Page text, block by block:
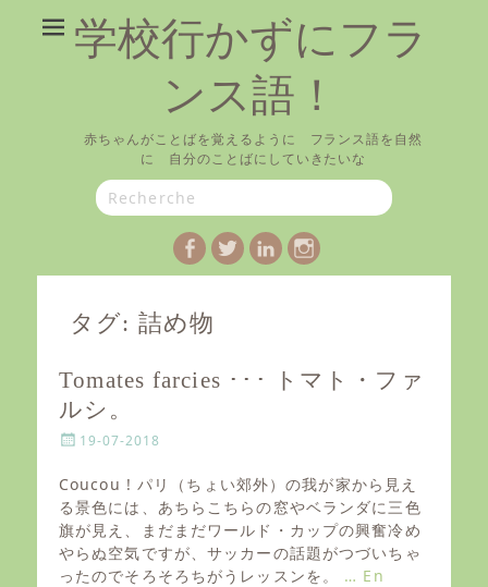
学校行かずにフラ
ンス語！
赤ちゃんがことばを覚えるように フランス語を自然
に 自分のことばにしていきたいな
Search
for:
Facebook
TwitterLinkedIn
Instagram
タグ: 詰め物
Tomates farcies ･･･ トマト・ファ
ルシ。
P
s
t
e
d
o
n
19-07-2018
Coucou ! パリ（ちょい郊外）の我が家から見え
る景色には、あちらこちらの窓やベランダに三色
旗が見え、まだまだワールド・カップの興奮冷め
やらぬ空気ですが、サッカーの話題がつづいちゃ
ったのでそろそろちがうレッスンを。 … En